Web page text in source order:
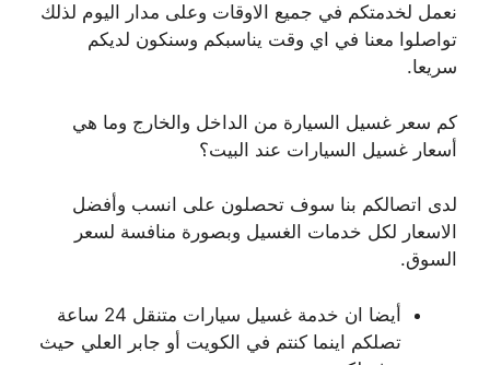
نعمل لخدمتكم في جميع الاوقات وعلى مدار اليوم لذلك
تواصلوا معنا في اي وقت يناسبكم وسنكون لديكم
سريعا.
كم سعر غسيل السيارة من الداخل والخارج وما هي
أسعار غسيل السيارات عند البيت؟
لدى اتصالكم بنا سوف تحصلون على انسب وأفضل
الاسعار لكل خدمات الغسيل وبصورة منافسة لسعر
السوق.
أيضا ان خدمة غسيل سيارات متنقل 24 ساعة
تصلكم اينما كنتم في الكويت أو جابر العلي حيث